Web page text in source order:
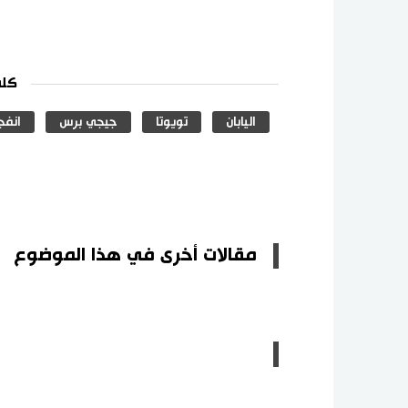
اليابان تويوتا جيجي برس
مقالات أخرى في هذا الموضوع